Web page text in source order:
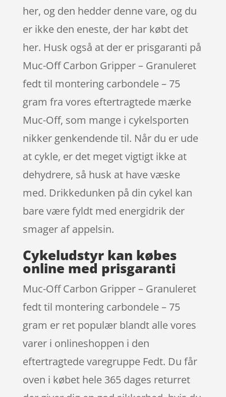
her, og den hedder denne vare, og du
er ikke den eneste, der har købt det
her. Husk også at der er prisgaranti på
Muc-Off Carbon Gripper – Granuleret
fedt til montering carbondele – 75
gram fra vores eftertragtede mærke
Muc-Off, som mange i cykelsporten
nikker genkendende til. Når du er ude
at cykle, er det meget vigtigt ikke at
dehydrere, så husk at have væske
med. Drikkedunken på din cykel kan
bare være fyldt med energidrik der
smager af appelsin.
Cykeludstyr kan købes
online med prisgaranti
Muc-Off Carbon Gripper – Granuleret
fedt til montering carbondele – 75
gram er ret populær blandt alle vores
varer i onlineshoppen i den
eftertragtede varegruppe Fedt. Du får
oven i købet hele 365 dages returret